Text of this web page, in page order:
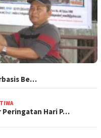
Be…
Peringatan Hari P…